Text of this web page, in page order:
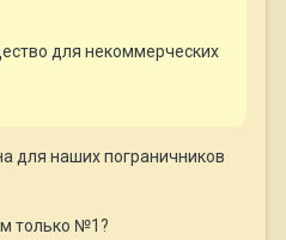
для некоммерческих
для наших пограничников
только №1?